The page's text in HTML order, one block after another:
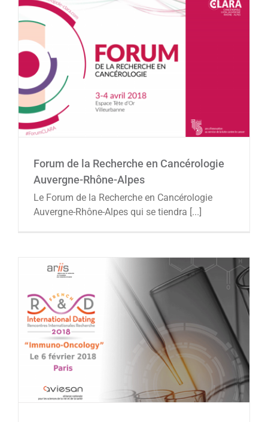
Forum de la Recherche en Cancérologie
Auvergne-Rhône-Alpes
Agenda
Forum de la Recherche en Cancérologie
Auvergne-Rhône-Alpes
Le Forum de la Recherche en Cancérologie
Auvergne-Rhône-Alpes qui se tiendra [...]
Rencontres Internationales de Recherche
(RIR) 2018